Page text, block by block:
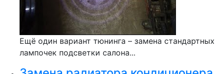
Ещё один вариант тюнинга – замена стандартных
лампочек подсветки салона...